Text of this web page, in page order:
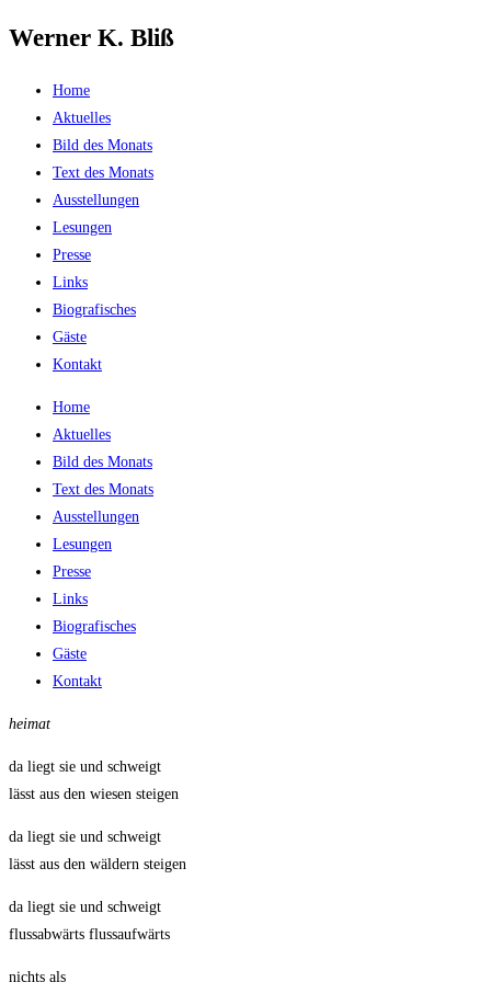
Zum
springen
Werner K. Bliß
Home
Aktuelles
Bild des Monats
Text des Monats
Ausstellungen
Lesungen
Presse
Links
Biografisches
Gäste
Kontakt
Home
Aktuelles
Bild des Monats
Text des Monats
Ausstellungen
Lesungen
Presse
Links
Biografisches
Gäste
Kontakt
heimat
da liegt sie und schweigt
lässt aus den wiesen steigen
da liegt sie und schweigt
lässt aus den wäldern steigen
da liegt sie und schweigt
flussabwärts flussaufwärts
nichts als